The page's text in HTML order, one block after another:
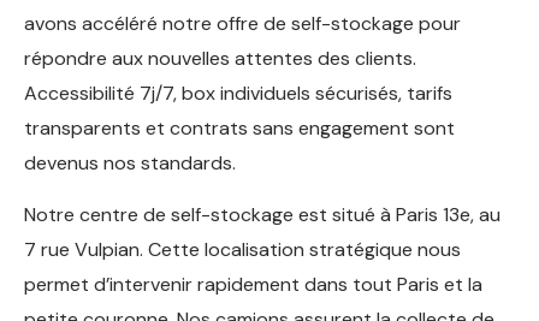
avons accéléré notre offre de self-stockage pour
répondre aux nouvelles attentes des clients.
Accessibilité 7j/7, box individuels sécurisés, tarifs
transparents et contrats sans engagement sont
devenus nos standards.
Notre centre de self-stockage est situé à Paris 13e, au
7 rue Vulpian. Cette localisation stratégique nous
permet d’intervenir rapidement dans tout Paris et la